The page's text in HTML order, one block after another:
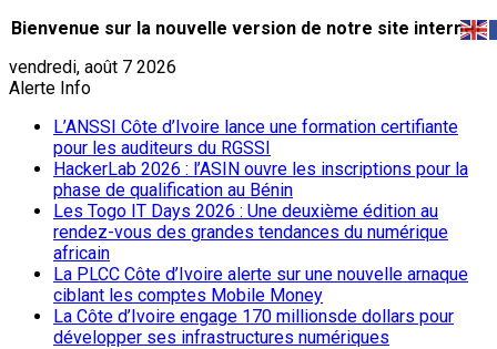
Bienvenue sur la nouvelle version de notre site internet.
vendredi, août 7 2026
Alerte Info
L’ANSSI Côte d’Ivoire lance une formation certifiante
pour les auditeurs du RGSSI
HackerLab 2026 : l’ASIN ouvre les inscriptions pour la
phase de qualification au Bénin
Les Togo IT Days 2026 : Une deuxième édition au
rendez-vous des grandes tendances du numérique
africain
La PLCC Côte d’Ivoire alerte sur une nouvelle arnaque
ciblant les comptes Mobile Money
La Côte d’Ivoire engage 170 millionsde dollars pour
développer ses infrastructures numériques